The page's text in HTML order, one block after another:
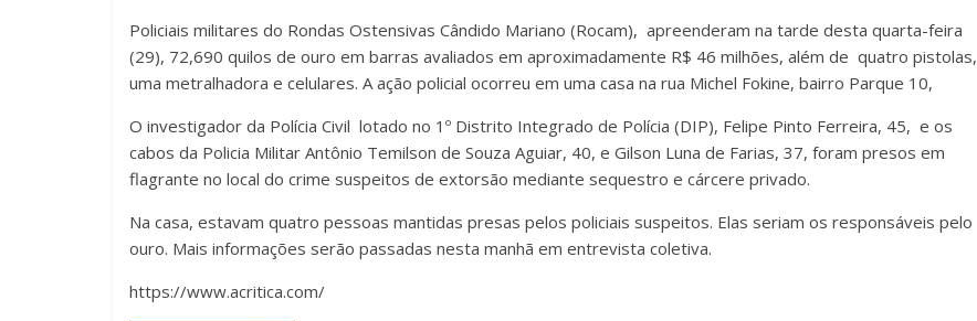
Policiais militares do Rondas Ostensivas Cândido Mariano (Rocam), apreenderam na tarde desta quarta-feira
(29), 72,690 quilos de ouro em barras avaliados em aproximadamente R$ 46 milhões, além de quatro pistolas,
uma metralhadora e celulares. A ação policial ocorreu em uma casa na rua Michel Fokine, bairro Parque 10,
O investigador da Polícia Civil lotado no 1º Distrito Integrado de Polícia (DIP), Felipe Pinto Ferreira, 45, e os
cabos da Policia Militar Antônio Temilson de Souza Aguiar, 40, e Gilson Luna de Farias, 37, foram presos em
flagrante no local do crime suspeitos de extorsão mediante sequestro e cárcere privado.
Na casa, estavam quatro pessoas mantidas presas pelos policiais suspeitos. Elas seriam os responsáveis pelo
ouro. Mais informações serão passadas nesta manhã em entrevista coletiva.
https://www.acritica.com/